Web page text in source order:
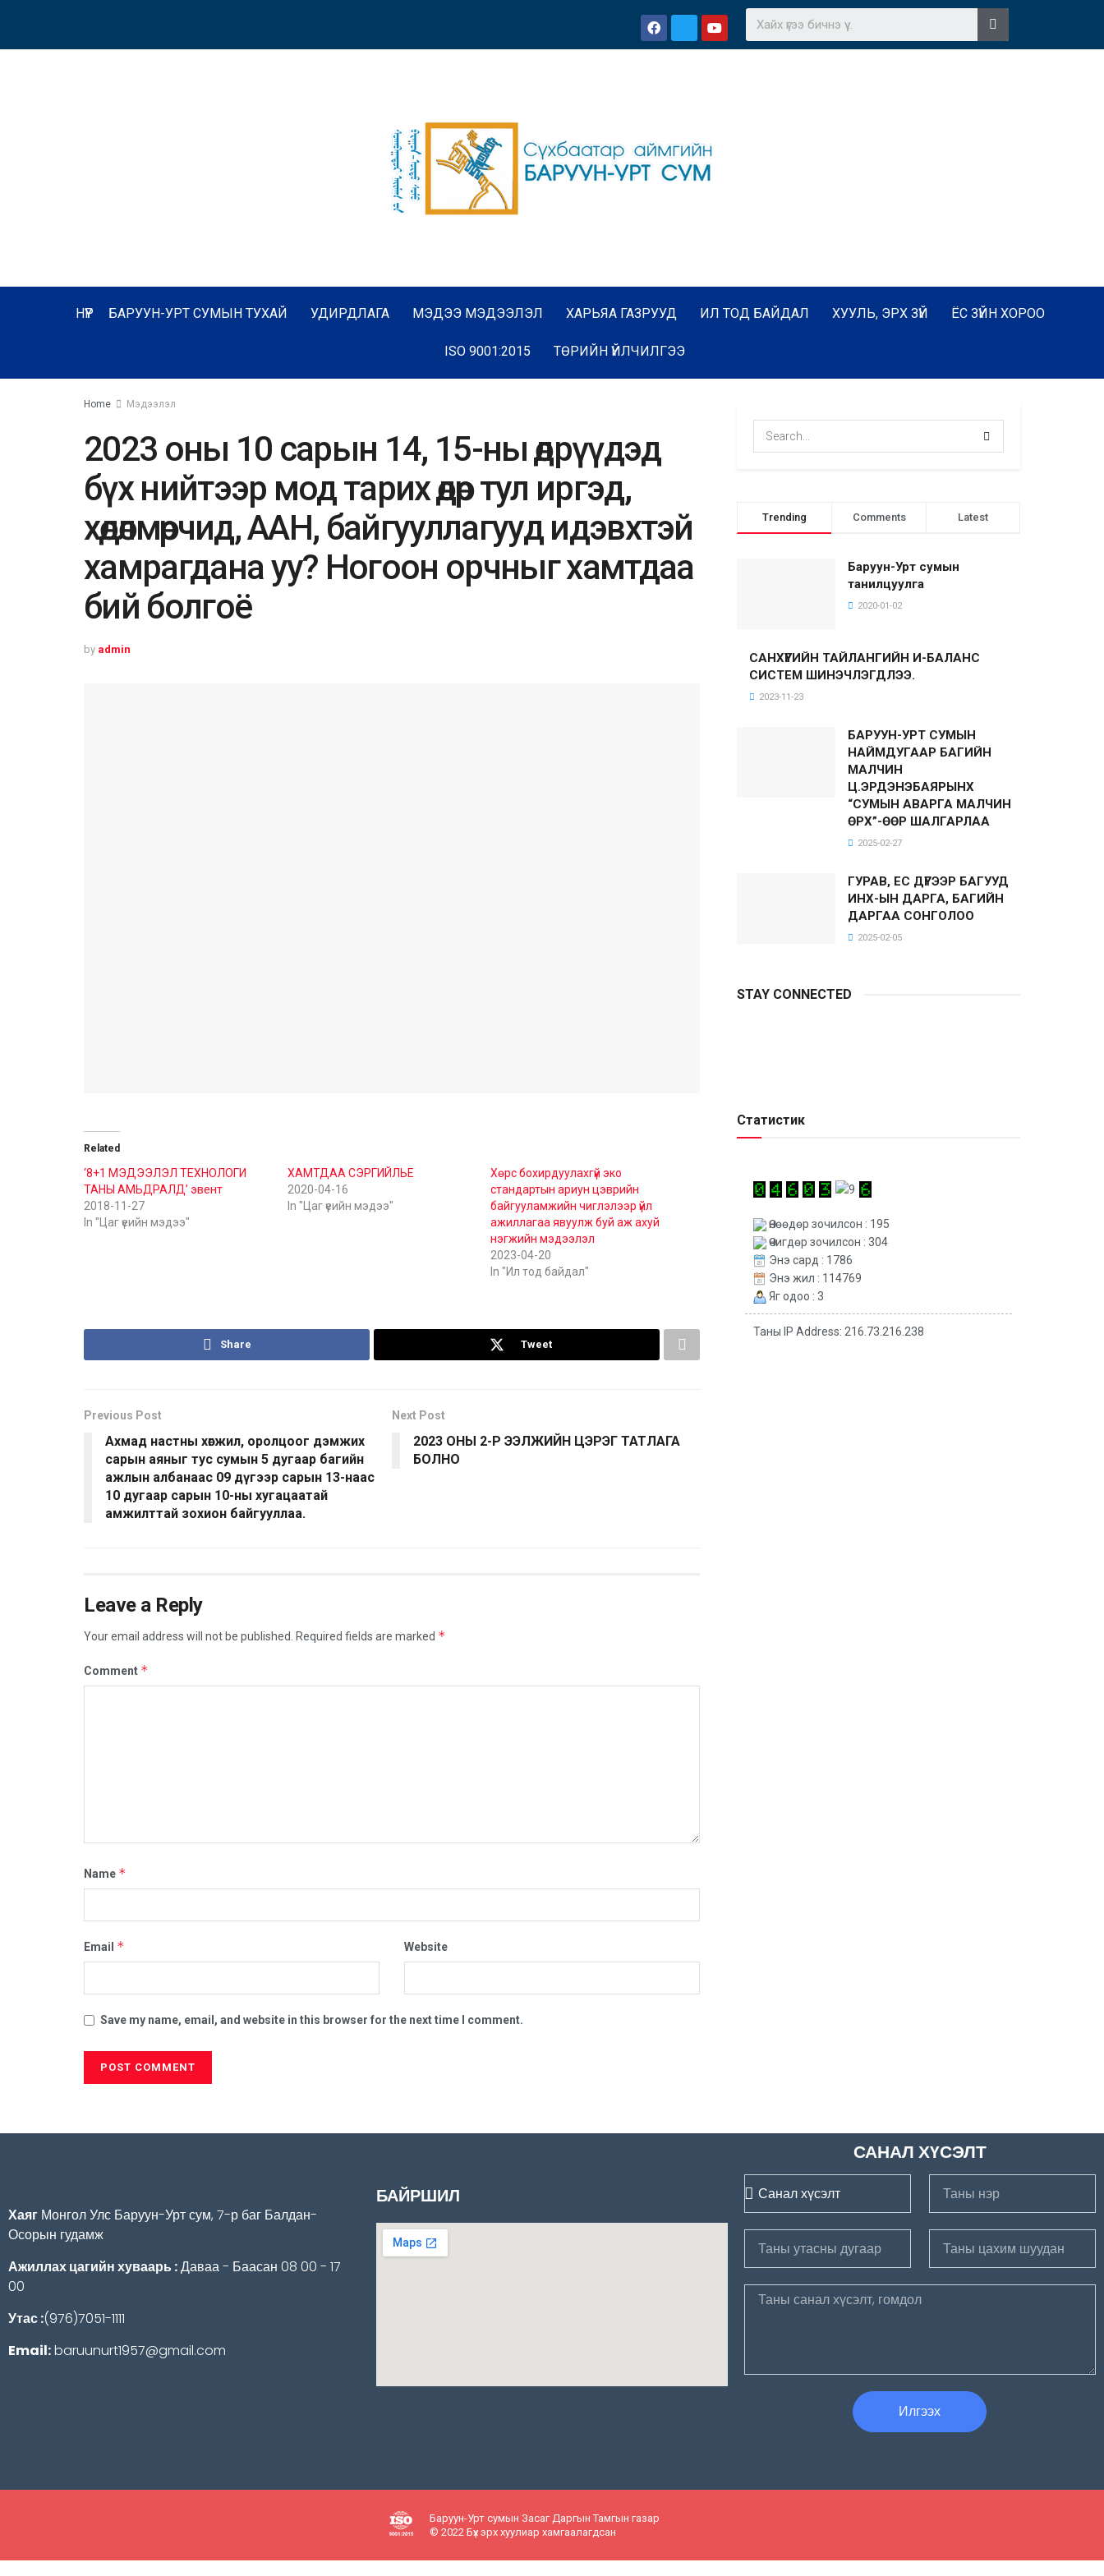
НҮҮР БАРУУН-УРТ СУМЫН ТУХАЙ УДИРДЛАГА МЭДЭЭ МЭДЭЭЛЭЛ ХАРЬЯА ГАЗРУУД ИЛ ТОД БАЙДАЛ ХУУЛЬ, ЭРХ ЗҮЙ ЁС ЗҮЙН ХОРОО
ISO 9001:2015 ТӨРИЙН ҮЙЛЧИЛГЭЭ
Home Мэдээлэл
2023 оны 10 сарын 14, 15-ны өдрүүдэд
бүх нийтээр мод тарих өдөр тул иргэд,
хөдөлмөрчид, ААН, байгууллагууд идэвхтэй
хамрагдана уу? Ногоон орчныг хамтдаа
бий болгоё
by admin
Related
‘8+1 МЭДЭЭЛЭЛ ТЕХНОЛОГИ
ТАНЫ АМЬДРАЛД’ эвент
2018-11-27
In "Цаг үеийн мэдээ"
ХАМТДАА СЭРГИЙЛЬЕ
2020-04-16
In "Цаг үеийн мэдээ"
Хөрс бохирдуулахгүй эко
стандартын ариун цэврийн
байгууламжийн чиглэлээр үйл
ажиллагаа явуулж буй аж ахуй
нэгжийн мэдээлэл
2023-04-20
In "Ил тод байдал"
Share Tweet
Previous Post
Ахмад настны хөгжил, оролцоог дэмжих
сарын аяныг тус сумын 5 дугаар багийн
ажлын албанаас 09 дүгээр сарын 13-наас
10 дугаар сарын 10-ны хугацаатай
амжилттай зохион байгууллаа.
Next Post
2023 ОНЫ 2-Р ЭЭЛЖИЙН ЦЭРЭГ ТАТЛАГА
БОЛНО
Leave a Reply
Your email address will not be published. Required fields are marked *
Comment *
Name *
Email * Website
Save my name, email, and website in this browser for the next time I comment.
Trending Comments Latest
Баруун-Урт сумын
танилцуулга
2020-01-02
САНХҮҮГИЙН ТАЙЛАНГИЙН И-БАЛАНС
СИСТЕМ ШИНЭЧЛЭГДЛЭЭ.
2023-11-23
БАРУУН-УРТ СУМЫН
НАЙМДУГААР БАГИЙН
МАЛЧИН
Ц.ЭРДЭНЭБАЯРЫНХ
“СУМЫН АВАРГА МАЛЧИН
ӨРХ”-ӨӨР ШАЛГАРЛАА
2025-02-27
ГУРАВ, ЕС ДҮГЭЭР БАГУУД
ИНХ-ЫН ДАРГА, БАГИЙН
ДАРГАА СОНГОЛОО
2025-02-05
STAY CONNECTED
Статистик
Өнөөдөр зочилсон : 195
Өчигдөр зочилсон : 304
Энэ сард : 1786
Энэ жил : 114769
Яг одоо : 3
Таны IP Address: 216.73.216.238
Хаяг Монгол Улс Баруун-Урт сум, 7-р баг Балдан-
Осорын гудамж
Ажиллах цагийн хуваарь :Даваа - Баасан 08 00 - 17
00
Утас :(976)7051-1111
Email:baruunurt1957@gmail.com
БАЙРШИЛ
САНАЛ ХҮСЭЛТ
Илгээх
Баруун-Урт сумын Засаг Даргын Тамгын газар
© 2022 Бүх эрх хуулиар хамгаалагдсан